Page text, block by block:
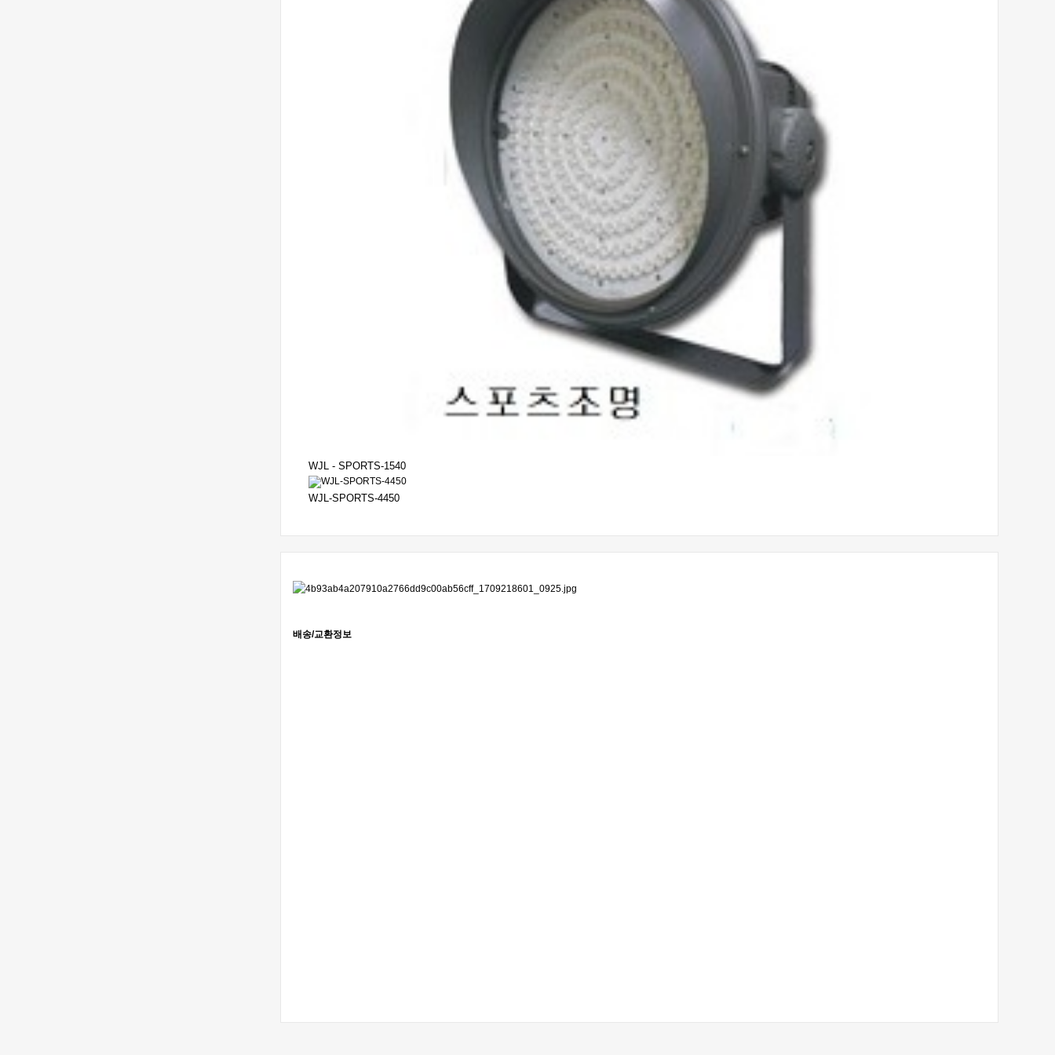
WJL - SPORTS-1540
WJL-SPORTS-4450
배송/교환정보